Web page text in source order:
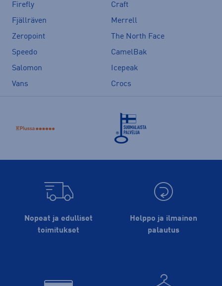
Firefly
Craft
Fjällräven
Merrell
Zeropoint
The North Face
Speedo
CamelBak
Salomon
Icepeak
Vans
Crocs
Nopeat ja edulliset
toimitukset
Helppo ja ilmainen
palautus